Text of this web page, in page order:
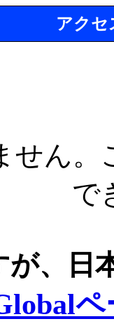
アクセ
せん
で
が、日